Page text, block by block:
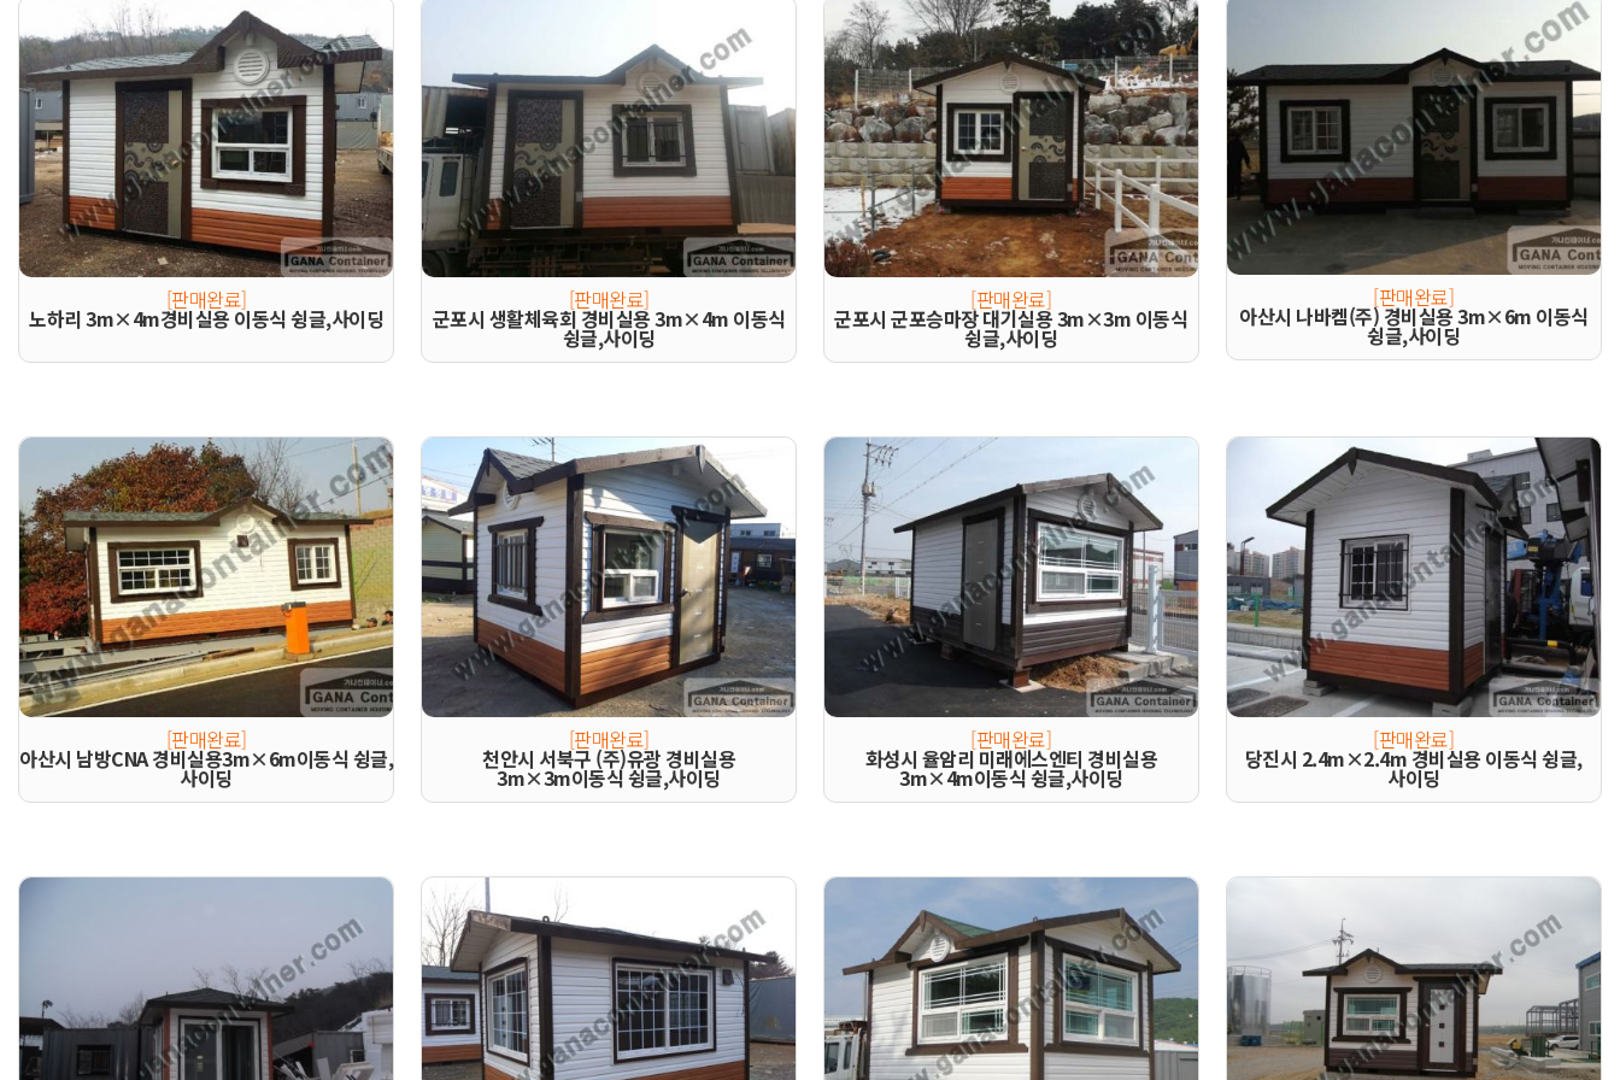
[판매완료]
노하리 3m×4m경비실용 이동식 슁글,사이딩
[판매완료]
군포시 생활체육회 경비실용 3m×4m 이동식
슁글,사이딩
[판매완료]
군포시 군포승마장 대기실용 3m×3m 이동식
슁글,사이딩
[판매완료]
아산시 나바켐(주) 경비실용 3m×6m 이동식
슁글,사이딩
[판매완료]
아산시 남방CNA 경비실용3m×6m이동식 슁글,
사이딩
[판매완료]
천안시 서북구 (주)유광 경비실용
3m×3m이동식 슁글,사이딩
[판매완료]
화성시 율암리 미래에스엔티 경비실용
3m×4m이동식 슁글,사이딩
[판매완료]
당진시 2.4m×2.4m 경비실용 이동식 슁글,
사이딩